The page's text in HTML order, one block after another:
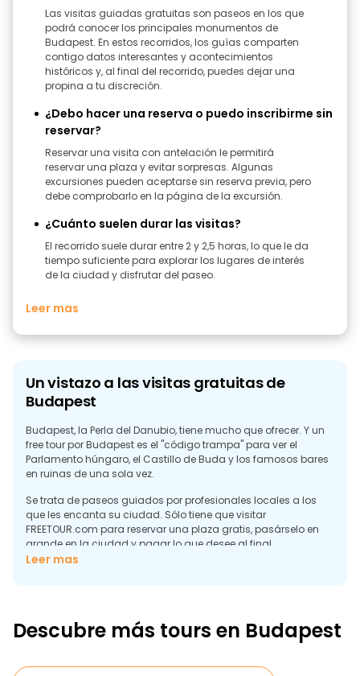
Las visitas guiadas gratuitas son paseos en los que
podrá conocer los principales monumentos de
Budapest. En estos recorridos, los guías comparten
contigo datos interesantes y acontecimientos
históricos y, al final del recorrido, puedes dejar una
propina a tu discreción.
¿Debo hacer una reserva o puedo inscribirme sin
reservar?
Reservar una visita con antelación le permitirá
reservar una plaza y evitar sorpresas. Algunas
excursiones pueden aceptarse sin reserva previa, pero
debe comprobarlo en la página de la excursión.
¿Cuánto suelen durar las visitas?
El recorrido suele durar entre 2 y 2,5 horas, lo que le da
tiempo suficiente para explorar los lugares de interés
de la ciudad y disfrutar del paseo.
Leer mas
Un vistazo a las visitas gratuitas de
Budapest
Budapest, la Perla del Danubio, tiene mucho que ofrecer. Y un
free tour por Budapest es el "código trampa" para ver el
Parlamento húngaro, el Castillo de Buda y los famosos bares
en ruinas de una sola vez.
Se trata de paseos guiados por profesionales locales a los
que les encanta su ciudad. Sólo tiene que visitar
FREETOUR.com para reservar una plaza gratis, pasárselo en
grande en la ciudad y pagar lo que desee al final.
castillos de Buda, la colina Gellért y calles tranquilas. Cruce el
Puente de las Cadenas (Széchenyi Lánchíd) y, de repente, se
de vida a las 2 de la madrugada. Ese contraste es toda la
Leer mas
Descubre más tours en Budapest